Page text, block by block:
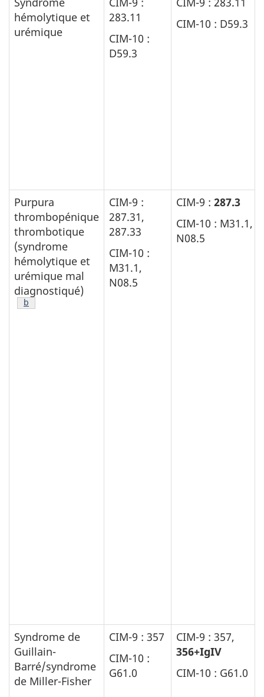
hémolytique et
urémique
283.11
CIM-10 :
D59.3
CIM-10 : D59.3
Purpura
thrombopénique
thrombotique
(syndrome
hémolytique et
urémique mal
diagnostiqué)
Note de bas de page
b
CIM-9 :
287.31,
287.33
CIM-10 :
M31.1,
N08.5
CIM-9 : 287.3
CIM-10 : M31.1,
N08.5
Syndrome de
Guillain-
Barré/syndrome
de Miller-Fisher
CIM-9 : 357
CIM-10 :
G61.0
CIM-9 : 357,
356+IgIV
CIM-10 : G61.0